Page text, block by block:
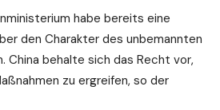
habe bereits eine
den Charakter des unbemannten
China behalte sich das Recht vor,
zu ergreifen, so der